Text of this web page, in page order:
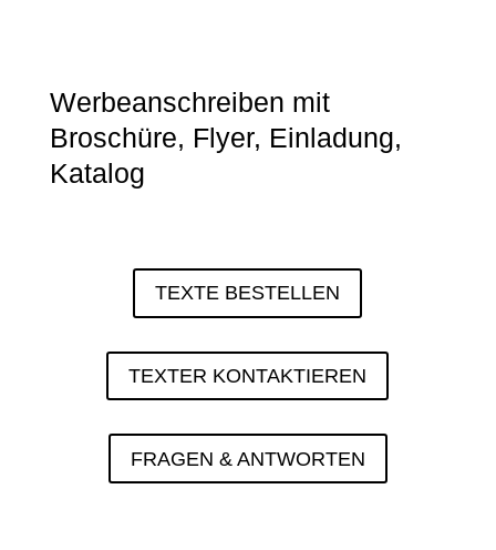
Werbeanschreiben mit
Broschüre, Flyer, Einladung,
Katalog
TEXTE BESTELLEN
TEXTER KONTAKTIEREN
FRAGEN & ANTWORTEN